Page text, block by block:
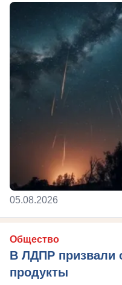
05.08.2026
Общество
В ЛДПР призвали
продукты